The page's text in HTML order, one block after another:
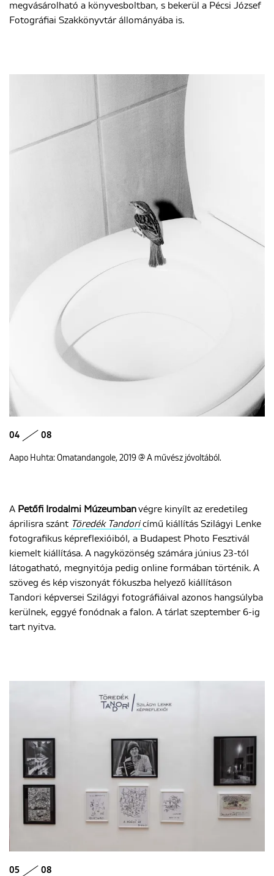
megvásárolható a könyvesboltban, s bekerül a Pécsi József
Fotográfiai Szakkönyvtár állományába is.
04 08
Aapo Huhta: Omatandangole, 2019 @ A művész jóvoltából.
A Petőfi Irodalmi Múzeumbanvégre kinyílt az eredetileg
áprilisra szánt Töredék Tandori című kiállítás Szilágyi Lenke
fotografikus képreflexióiból, a Budapest Photo Fesztivál
kiemelt kiállítása. A nagyközönség számára június 23-tól
látogatható, megnyitója pedig online formában történik. A
szöveg és kép viszonyát fókuszba helyező kiállításon
Tandori képversei Szilágyi fotográfiáival azonos hangsúlyba
kerülnek, eggyé fonódnak a falon. A tárlat szeptember 6-ig
tart nyitva.
05 08